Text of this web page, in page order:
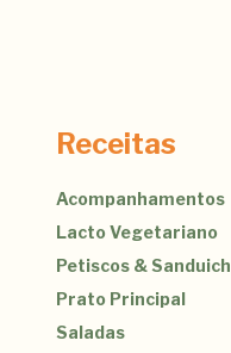
Receitas
Acompanhamentos
Lacto Vegetariano
Petiscos &
Prato Principal
Saladas